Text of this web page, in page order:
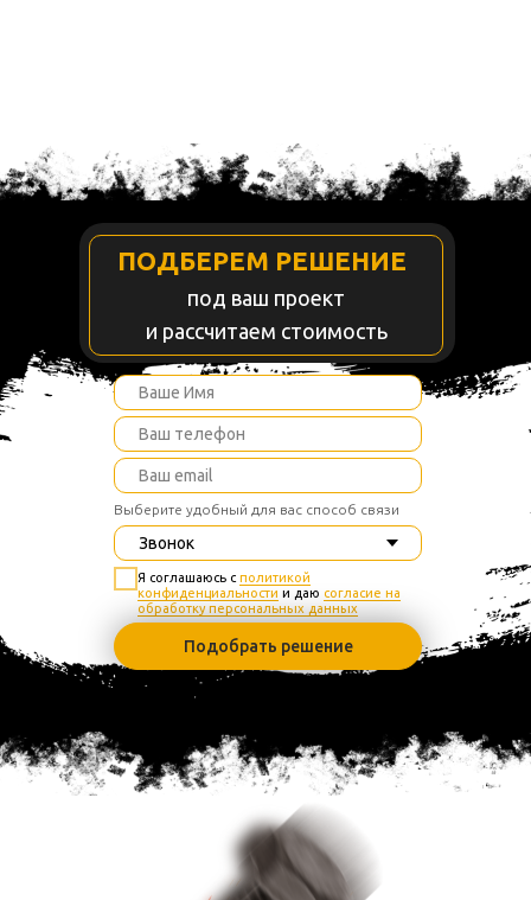
под ваш проект
и рассчитаем стоимость
ПОДБЕРЕМ РЕШЕНИЕ
Выберите удобный для вас способ связи
Я соглашаюсь с политикой
конфиденциальности и даю согласие на
обработку персональных данных
Подобрать решение